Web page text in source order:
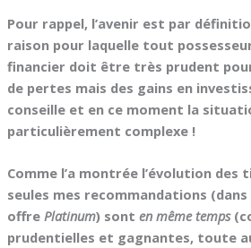
Pour rappel, l’avenir est par
raison pour laquelle tout
financier doit être très prudent
de pertes mais des gains en
conseille et en ce moment la
particulièrement complexe !
Comme l’a montrée l’évolution des
seules mes recommandations
offre Platinum) sont en même temps
prudentielles et gagnantes, toute